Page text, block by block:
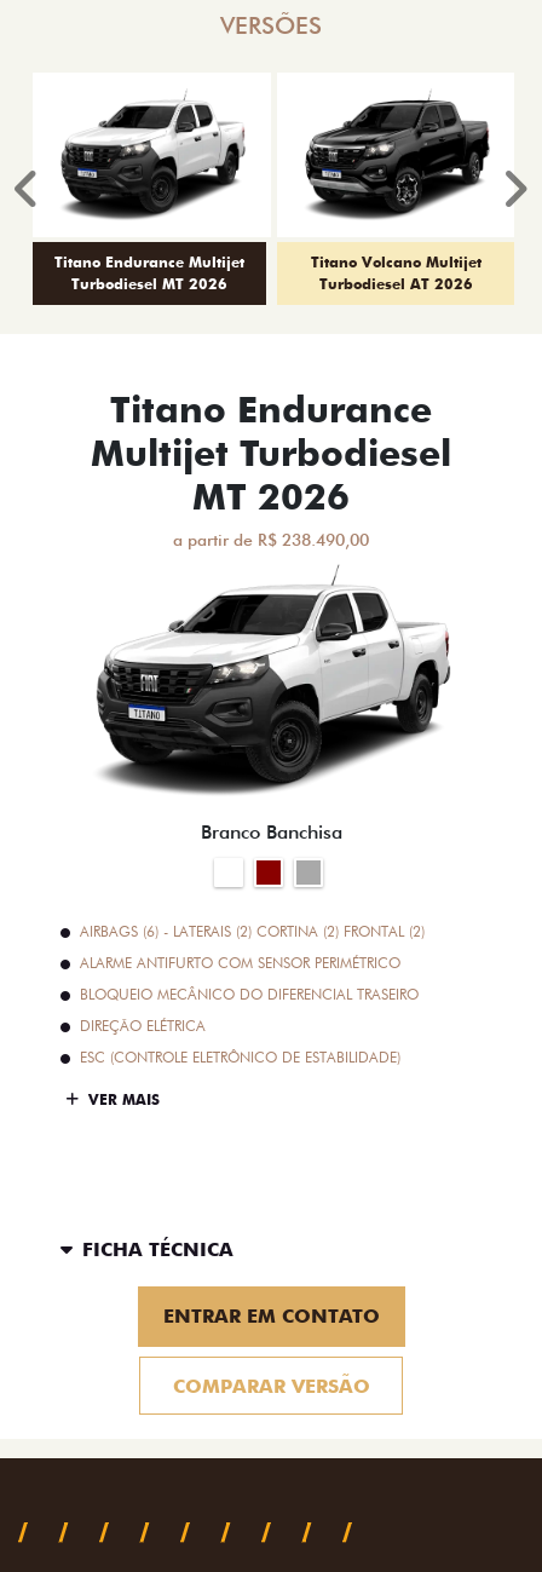
VERSÕES
Titano Endurance Multijet
Turbodiesel MT 2026
Titano Volcano Multijet
Turbodiesel AT 2026
Anterior
Titano Endurance
Multijet Turbodiesel
MT 2026
a partir de R$ 238.490,00
Branco Banchisa
AIRBAGS (6) - LATERAIS (2) CORTINA (2) FRONTAL (2)
ALARME ANTIFURTO COM SENSOR PERIMÉTRICO
BLOQUEIO MECÂNICO DO DIFERENCIAL TRASEIRO
DIREÇÃO ELÉTRICA
ESC (CONTROLE ELETRÔNICO DE ESTABILIDADE)
VER MAIS
FICHA TÉCNICA
ENTRAR EM CONTATO
COMPARAR VERSÃO